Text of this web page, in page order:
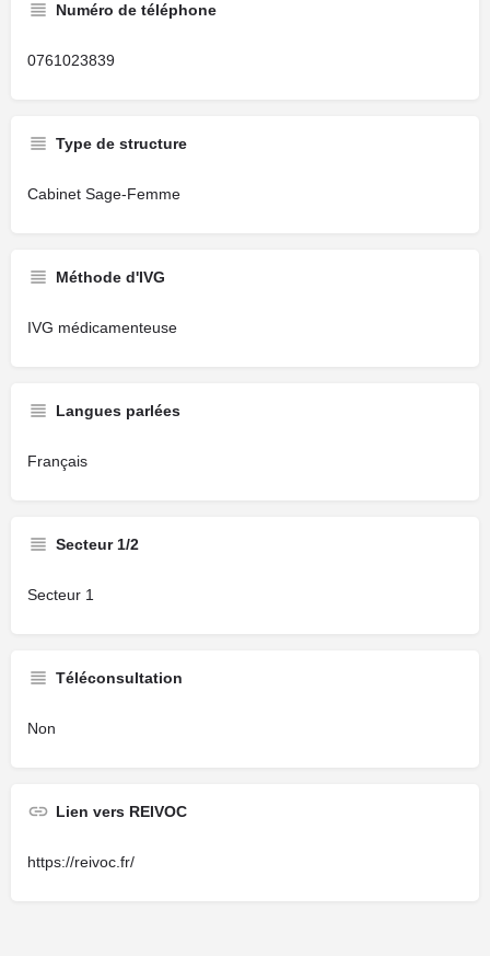
Numéro de téléphone
0761023839
Type de structure
Cabinet Sage-Femme
Méthode d'IVG
IVG médicamenteuse
Langues parlées
Français
Secteur 1/2
Secteur 1
Téléconsultation
Non
Lien vers REIVOC
https://reivoc.fr/